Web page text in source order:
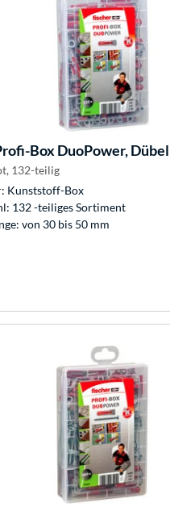
Box DuoPower, Dübel
132-teilig
Kunststoff-Box
132 -teiliges Sortiment
von 30 bis 50 mm